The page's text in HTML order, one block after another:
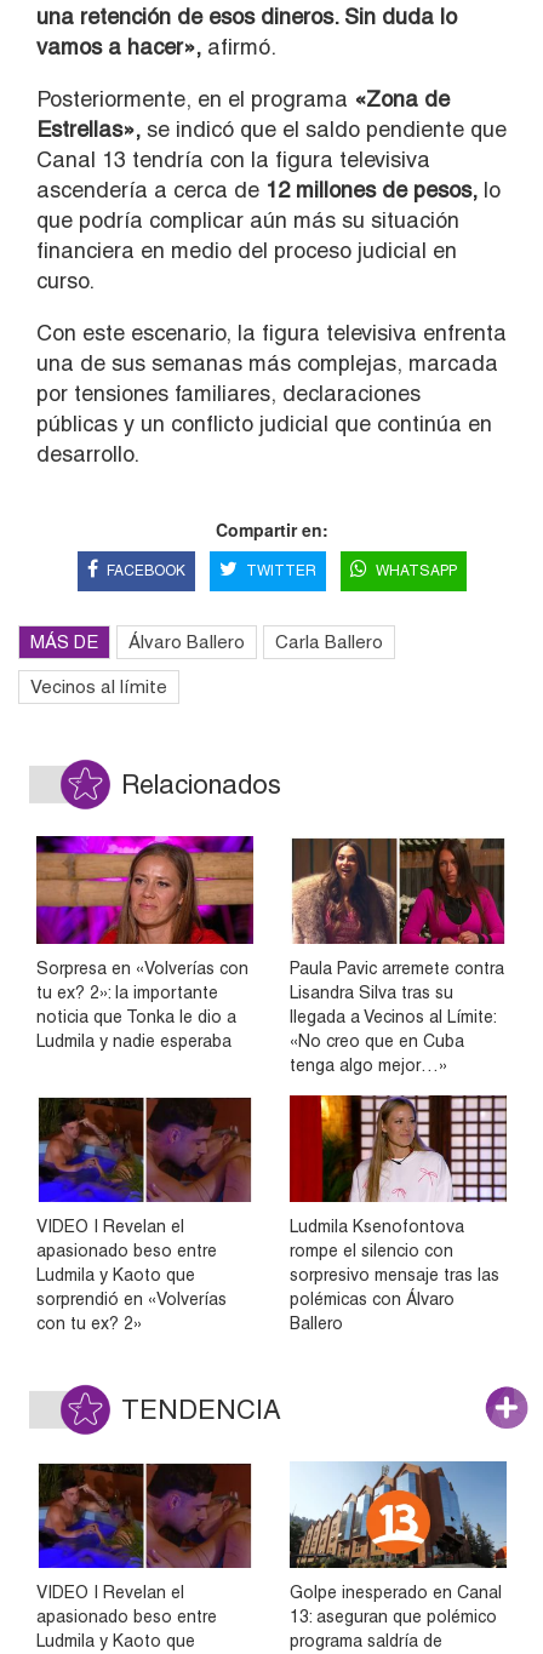
una retención de esos dineros. Sin duda lo
vamos a hacer», afirmó.
Posteriormente, en el programa «Zona de
Estrellas», se indicó que el saldo pendiente que
Canal 13 tendría con la figura televisiva
ascendería a cerca de 12 millones de pesos, lo
que podría complicar aún más su situación
financiera en medio del proceso judicial en
curso.
Con este escenario, la figura televisiva enfrenta
una de sus semanas más complejas, marcada
por tensiones familiares, declaraciones
públicas y un conflicto judicial que continúa en
desarrollo.
Compartir en:
FACEBOOK TWITTER WHATSAPP
MÁS DE Álvaro Ballero Carla Ballero
Vecinos al límite
Relacionados
Sorpresa en «Volverías con
tu ex? 2»: la importante
noticia que Tonka le dio a
Ludmila y nadie esperaba
Paula Pavic arremete contra
Lisandra Silva tras su
llegada a Vecinos al Límite:
«No creo que en Cuba
tenga algo mejor…»
VIDEO | Revelan el
apasionado beso entre
Ludmila y Kaoto que
sorprendió en «Volverías
con tu ex? 2»
Ludmila Ksenofontova
rompe el silencio con
sorpresivo mensaje tras las
polémicas con Álvaro
Ballero
TENDENCIA
VIDEO | Revelan el
apasionado beso entre
Ludmila y Kaoto que
Golpe inesperado en Canal
13: aseguran que polémico
programa saldría de